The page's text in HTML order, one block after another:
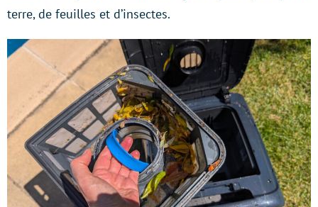
terre, de feuilles et d’insectes.